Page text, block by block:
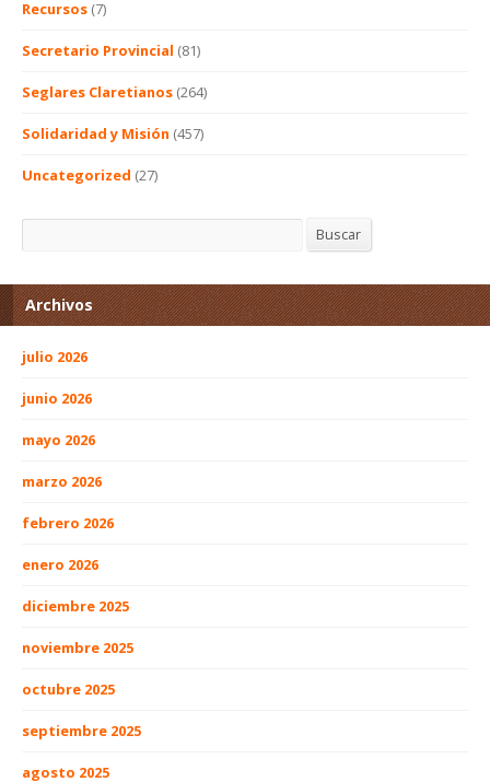
Recursos (7)
Secretario Provincial (81)
Seglares Claretianos (264)
Solidaridad y Misión (457)
Uncategorized (27)
Buscar
Archivos
julio 2026
junio 2026
mayo 2026
marzo 2026
febrero 2026
enero 2026
diciembre 2025
noviembre 2025
octubre 2025
septiembre 2025
agosto 2025